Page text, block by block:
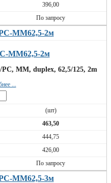
396,00
По запросу
MM62,5-2м
MM, duplex, 62,5/125, 2m
...
(шт)
463,50
444,75
426,00
По запросу